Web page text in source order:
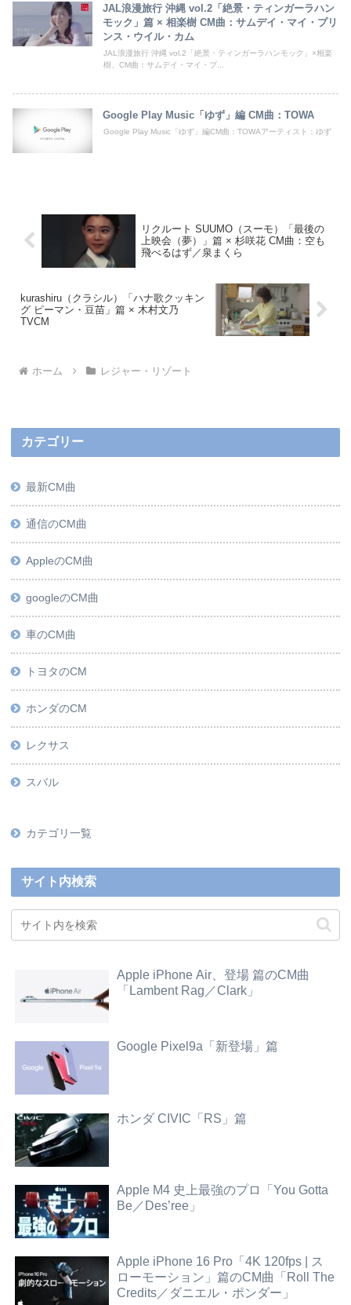
JAL浪漫旅行 沖縄 vol.2「絶景・ティンガーラハン
モック」篇 × 相楽樹 CM曲：サムデイ・マイ・プリ
ンス・ウイル・カム
JAL浪漫旅行 沖縄 vol.2「絶景・ティンガーラハンモック」×相楽
樹、CM曲：サムデイ・マイ・プ...
Google Play Music「ゆず」編 CM曲：TOWA
Google Play Music「ゆず」編CM曲：TOWAアーティスト：ゆず
リクルート SUUMO（スーモ）「最後の
上映会（夢）」篇 × 杉咲花 CM曲：空も
飛べるはず／泉まくら
kurashiru（クラシル）「ハナ歌クッキン
グ ピーマン・豆苗」篇 × 木村文乃
TVCM
ホーム レジャー・リゾート
カテゴリー
最新CM曲
通信のCM曲
AppleのCM曲
googleのCM曲
車のCM曲
トヨタのCM
ホンダのCM
レクサス
スバル
カテゴリ一覧
サイト内検索
Apple iPhone Air、登場 篇のCM曲
「Lambent Rag／Clark」
Google Pixel9a「新登場」篇
ホンダ CIVIC「RS」篇
Apple M4 史上最強のプロ「You Gotta
Be／Des’ree」
Apple iPhone 16 Pro「4K 120fps | ス
ローモーション」篇のCM曲「Roll The
Credits／ダニエル・ポンダー」